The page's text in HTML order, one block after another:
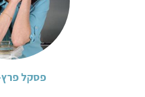
פסקל פרץ-